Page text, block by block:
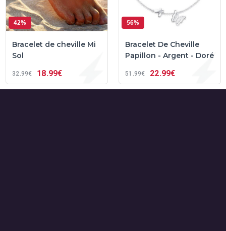
42%
Bracelet de cheville Mi
Sol
32 99€ 18 99€
56%
Bracelet De Cheville
Papillon - Argent - Doré
51 99€ 22 99€